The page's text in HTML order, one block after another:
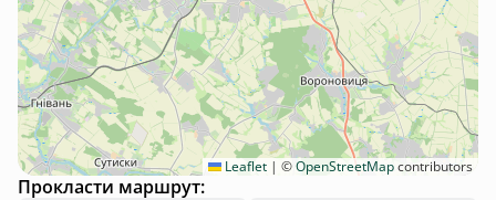
Leaflet | ©OpenStreetMapcontributors
Прокласти маршрут: